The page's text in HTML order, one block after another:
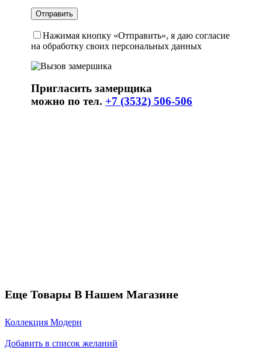
Нажимая кнопку «Отправить», я даю согласие
на обработку своих персональных данных
Пригласить замерщика
можно по тел. +7 (3532) 506-506
Еще Товары В Нашем Магазине
Коллекция Модерн
Добавить в список желаний